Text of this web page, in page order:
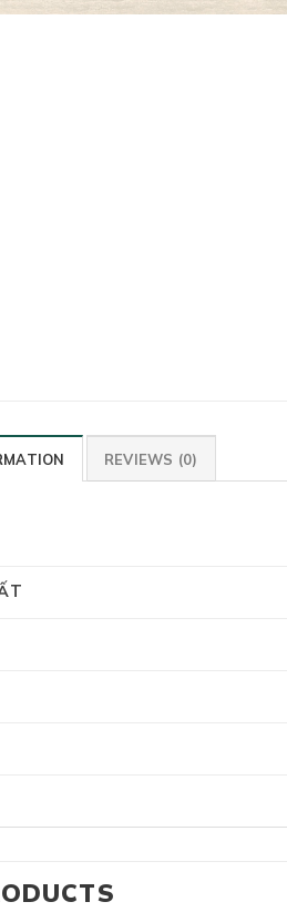
REVIEWS (0)